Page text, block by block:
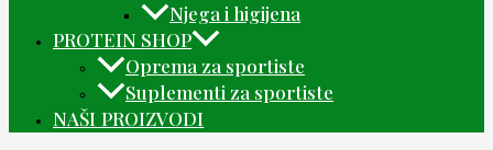
Njega i higijena
PROTEIN SHOP
Oprema za sportiste
Suplementi za sportiste
NAŠI PROIZVODI